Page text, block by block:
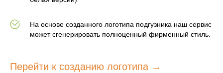
На основе созданного логотипа подгузника наш сервис
может сгенерировать полноценный фирменный стиль.
Перейти к созданию логотипа